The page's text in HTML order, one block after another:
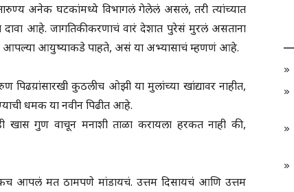
तारुण्य अनेक घटकांमध्ये विभागलं गेलेलं असलं, तरी त्यांच्यात
दावा आहे. जागतिकीकरणाचं वारं देशात पुरेसं मुरलं असताना
आपल्या आयुष्याकडे पाहते, असं या अभ्यासाचं म्हणणं आहे.
पिढय़ांसारखी कुठलीच ओझी या मुलांच्या खांद्यावर नाहीत,
धमक या नवीन पिढीत आहे.
गुण वाचून मनाशी ताळा करायला हरकत नाही की,
आपलं मत ठामपणे मांडायचं. उत्तम दिसायचं आणि उत्तम